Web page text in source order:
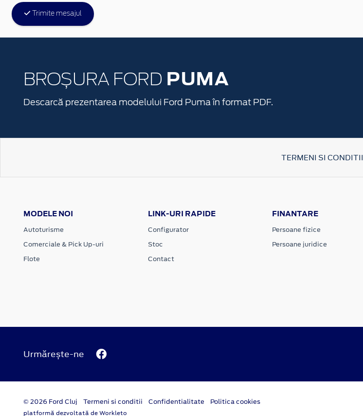
Trimite mesajul
BROȘURA FORD PUMA
Descarcă prezentarea modelului Ford Puma în format PDF.
TERMENI SI CONDITII
MODELE NOI
Autoturisme
Comerciale & Pick Up-uri
Flote
LINK-URI RAPIDE
Configurator
Stoc
Contact
FINANTARE
Persoane fizice
Persoane juridice
Urmărește-ne
© 2026 Ford Cluj Termeni si conditii Confidentialitate Politica cookies
platformă dezvoltată de Workleto